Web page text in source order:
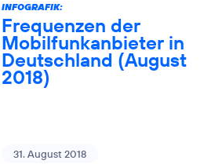
INFOGRAFIK:
Frequenzen der
Mobilfunkanbieter in
Deutschland (August
2018)
31. August 2018